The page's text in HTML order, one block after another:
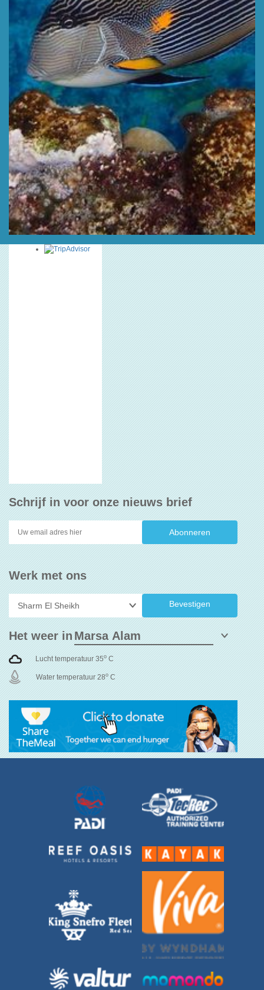
Diepte Max 30m m,Type : Shallow
MEER
Diepte Max 40m m,Type : Shallow
Schrijf in voor onze nieuws brief
Werk met ons
Bevestigen
Het weer in
Lucht temperatuur 35o C
Water temperatuur 28o C